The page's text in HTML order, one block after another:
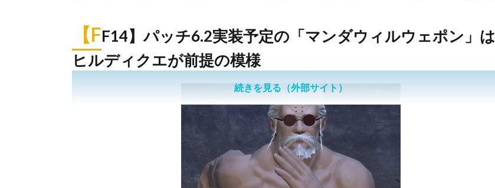
【FF14】パッチ6.2実装予定の「マンダウィルウェポン」は
ヒルディクエが前提の模様
続きを見る（外部サイト）